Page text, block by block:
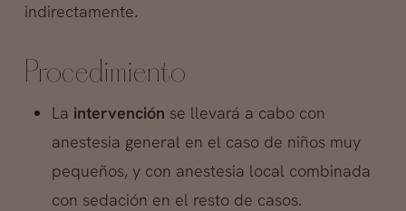
indirectamente.
Procedimiento
La intervención se llevará a cabo con
anestesia general en el caso de niños muy
pequeños, y con anestesia local combinada
con sedación en el resto de casos.